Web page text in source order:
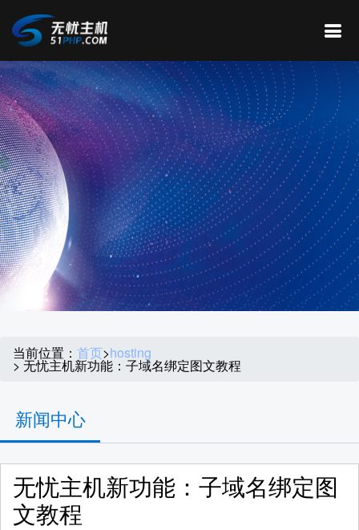
当前位置： 首页>hosting
> 无忧主机新功能：子域名绑定图文教程
新闻中心
无忧主机新功能：子域名绑定图
文教程